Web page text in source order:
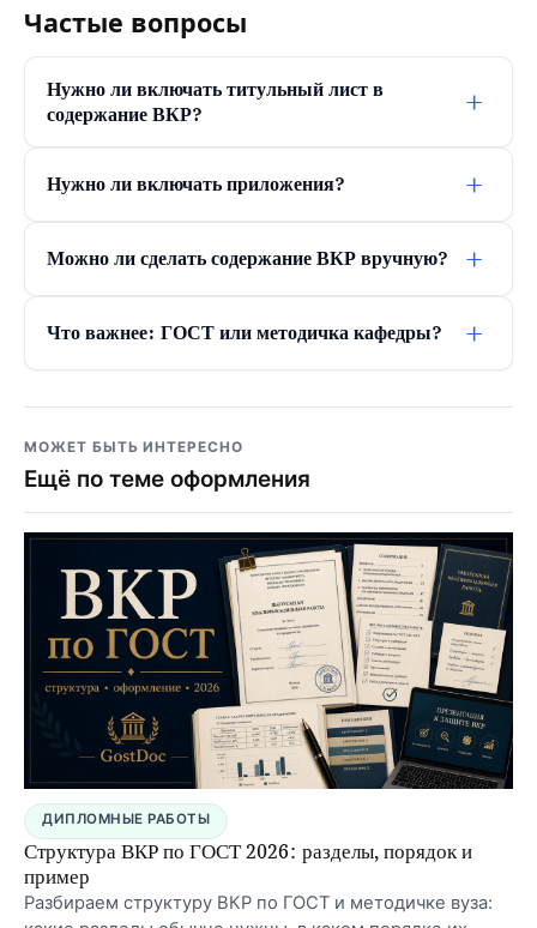
Частые вопросы
Нужно ли включать титульный лист в
содержание ВКР?
+
Нужно ли включать приложения? +
Можно ли сделать содержание ВКР вручную? +
Что важнее: ГОСТ или методичка кафедры? +
МОЖЕТ БЫТЬ ИНТЕРЕСНО
Ещё по теме оформления
ДИПЛОМНЫЕ РАБОТЫ
Структура ВКР по ГОСТ 2026: разделы, порядок и
пример
Разбираем структуру ВКР по ГОСТ и методичке вуза: